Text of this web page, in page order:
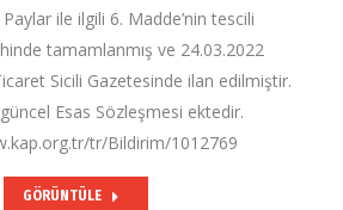
ile ilgili 6. Madde’nin tescili
tamamlanmış ve 24.03.2022
Sicili Gazetesinde ilan edilmiştir.
Esas Sözleşmesi ektedir.
tr/Bildirim/1012769
GÖRÜNTÜLE